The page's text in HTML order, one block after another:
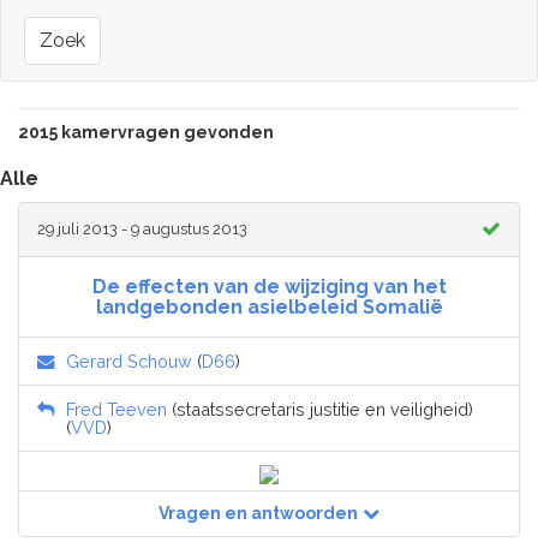
Zoek
2015 kamervragen gevonden
Alle
29 juli 2013 - 9 augustus 2013
De effecten van de wijziging van het
landgebonden asielbeleid Somalië
Gerard Schouw (D66)
Fred Teeven (staatssecretaris justitie en veiligheid)
(VVD)
Vragen en antwoorden